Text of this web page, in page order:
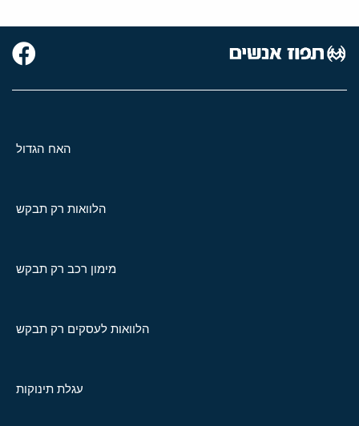
האח הגדול
הלוואות רק תבקש
מימון רכב רק תבקש
הלוואות לעסקים רק תבקש
עגלת תינוקות